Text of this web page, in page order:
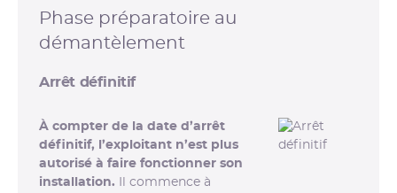
Phase préparatoire au
démantèlement
Arrêt définitif
À compter de la date d’arrêt
définitif, l’exploitant n’est plus
autorisé à faire fonctionner son
installation.
Il commence à